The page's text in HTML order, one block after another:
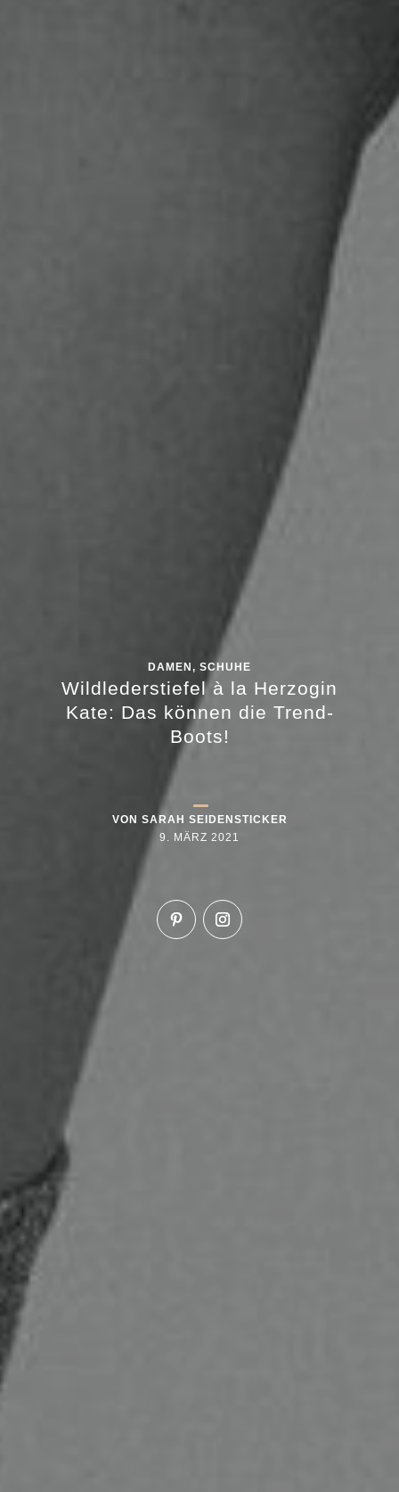
DAMEN , SCHUHE
Wildlederstiefel à la Herzogin
Kate: Das können die Trend-
Boots!
VON SARAH SEIDENSTICKER
9. MÄRZ 2021